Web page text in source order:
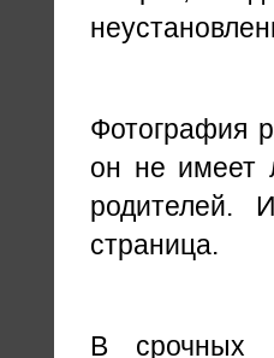
Фотография
он не имеет
родителей.
страница.
В срочных